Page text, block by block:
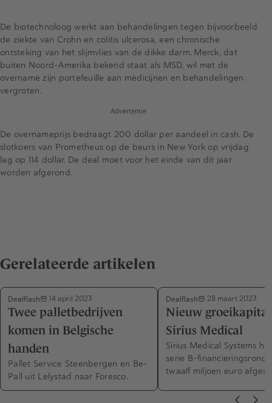
De biotechnoloog werkt aan behandelingen tegen bijvoorbeeld
de ziekte van Crohn en colitis ulcerosa, een chronische
ontsteking van het slijmvlies van de dikke darm. Merck, dat
buiten Noord-Amerika bekend staat als MSD, wil met de
overname zijn portefeuille aan medicijnen en behandelingen
vergroten.
Advertentie
De overnameprijs bedraagt 200 dollar per aandeel in cash. De
slotkoers van Prometheus op de beurs in New York op vrijdag
lag op 114 dollar. De deal moet voor het einde van dit jaar
worden afgerond.
Gerelateerde artikelen
Dealflash 14 april 2023
Twee palletbedrijven
komen in Belgische
handen
Pallet Service Steenbergen en Be-
Pall uit Lelystad naar Foresco.
Dealflash 28 maart 2023
Nieuw
Sirius Medical
Sirius Medical Systems
serie B-
twaalf miljoen euro